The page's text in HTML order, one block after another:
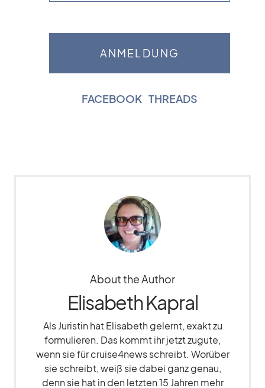
FACEBOOK THREADS
About the Author
Elisabeth Kapral
Als Juristin hat Elisabeth gelernt, exakt zu
formulieren. Das kommt ihr jetzt zugute,
wenn sie für cruise4news schreibt. Worüber
sie schreibt, weiß sie dabei ganz genau,
denn sie hat in den letzten 15 Jahren mehr